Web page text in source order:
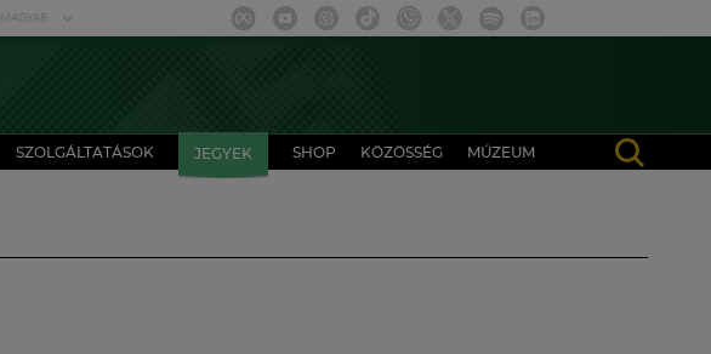
MAGYAR
SZOLGÁLTATÁSOK JEGYEK SHOP KÖZÖSSÉG MÚZEUM